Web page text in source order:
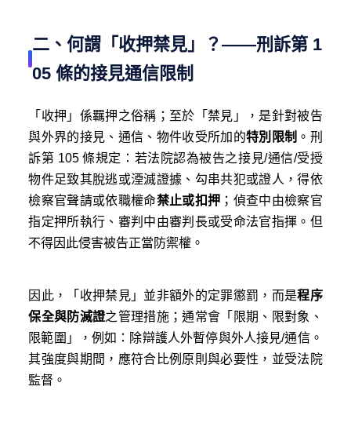
二、何謂「收押禁見」？——刑訴第 1
05 條的接見通信限制
「收押」係羈押之俗稱；至於「禁見」，是針對被告
與外界的接見、通信、物件收受所加的特別限制 。刑
訴第 105 條規定：若法院認為被告之接見/通信/受授
物件足致其脫逃或湮滅證據、勾串共犯或證人，得依
檢察官聲請或依職權命禁止或扣押 ；偵查中由檢察官
指定押所執行、審判中由審判長或受命法官指揮。但
不得因此侵害被告正當防禦權。
因此，「收押禁見」並非額外的定罪懲罰，而是程序
保全與防滅證之管理措施；通常會「限期、限對象、
限範圍」，例如：除辯護人外暫停與外人接見/通信。
其強度與期間，應符合比例原則與必要性，並受法院
監督。